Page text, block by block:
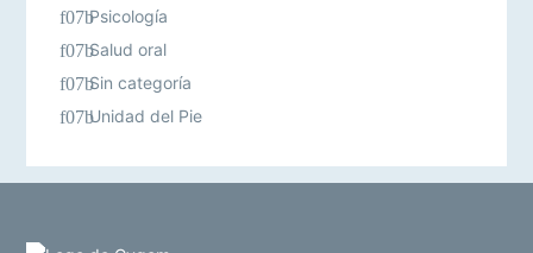
Psicología
Salud oral
Sin categoría
Unidad del Pie